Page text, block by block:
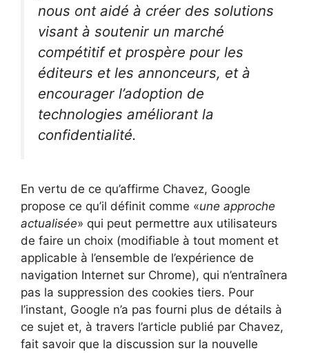
nous ont aidé à créer des solutions
visant à soutenir un marché
compétitif et prospère pour les
éditeurs et les annonceurs, et à
encourager l’adoption de
technologies améliorant la
confidentialité.
En vertu de ce qu’affirme Chavez, Google
propose ce qu’il définit comme «une approche
actualisée» qui peut permettre aux utilisateurs
de faire un choix (modifiable à tout moment et
applicable à l’ensemble de l’expérience de
navigation Internet sur Chrome), qui n’entraînera
pas la suppression des cookies tiers. Pour
l’instant, Google n’a pas fourni plus de détails à
ce sujet et, à travers l’article publié par Chavez,
fait savoir que la discussion sur la nouvelle